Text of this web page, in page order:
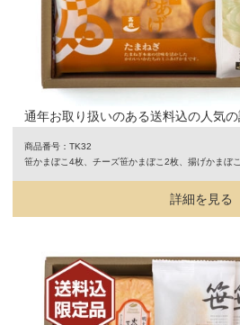
通年お取り扱いのある送料込の人気の
商品番号：TK32
笹かまぼこ4枚、チーズ笹かまぼこ2枚、揚げかまぼ
詳細を見る